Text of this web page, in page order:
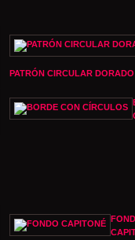
PATRÓN CIRCULAR DORADO